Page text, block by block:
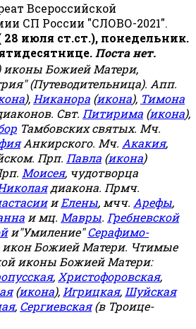
Всероссийской
СП России "СЛОВО-2021".
28 июля ст.ст.), понедельник.
Поста нет.
иконы Божией Матери,
(Путеводительница). Апп.
), Никанора (икона), Тимона
Свт. Питирима (икона),
Тамбовских святых. Мч.
Анкирского. Мч. Акакия,
Прп. Павла (икона)
Моисея, чудотворца
диакона. Прмч.
иЕлены, мчч. Арефы,
и мц. Мавры. Гребневской
и"Умиление"Серафимо-
икон Божией Матери. Чтимые
иконы Божией Матери:
, Христофоровская,
(икона), Игрицкая, Шуйская
, Сергиевская(в Троице-